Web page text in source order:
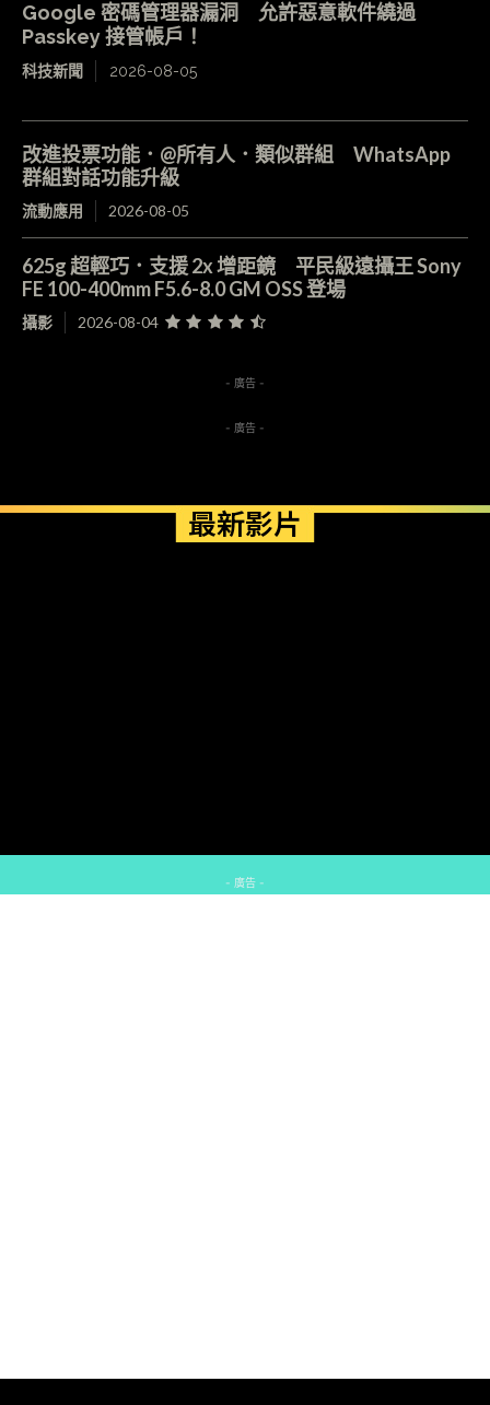
Google 密碼管理器漏洞 允許惡意軟件繞過
Passkey 接管帳戶！
科技新聞 2026-08-05
改進投票功能．@所有人．類似群組 WhatsApp
群組對話功能升級
流動應用 2026-08-05
625g 超輕巧．支援 2x 增距鏡 平民級遠攝王 Sony
FE 100-400mm F5.6-8.0 GM OSS 登場
攝影 2026-08-04
- 廣告 -
- 廣告 -
最新影片
- 廣告 -